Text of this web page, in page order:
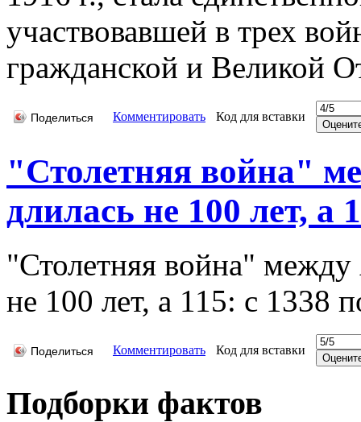
участвовавшей в трех
гражданской и Великой
Поделиться Комментировать Код для вставки
"Столетняя война"
длилась не 100 лет, а
"Столетняя война"
не 100 лет, а 115: с 1338
Поделиться Комментировать Код для вставки
Подборки фактов